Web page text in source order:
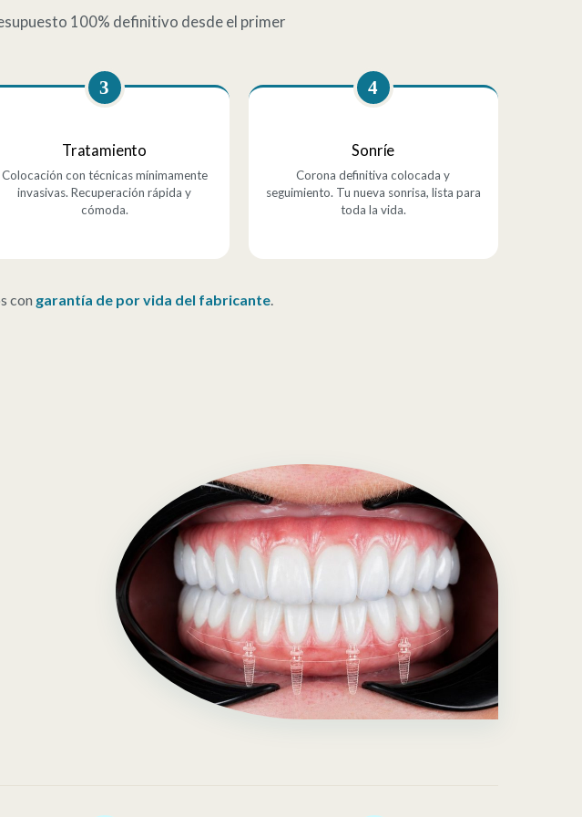
100% definitivo desde el primer
3
Tratamiento
Colocación con técnicas mínimamente
invasivas. Recuperación rápida y
cómoda.
4
Sonríe
Corona definitiva colocada y
seguimiento. Tu nueva sonrisa, lista para
toda la vida.
con garantía de por vida del fabricante.